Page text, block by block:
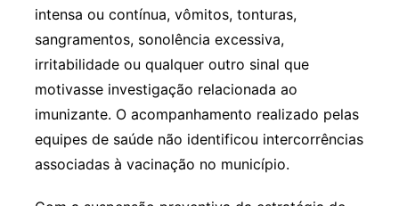
intensa ou contínua, vômitos, tonturas,
sangramentos, sonolência excessiva,
irritabilidade ou qualquer outro sinal que
motivasse investigação relacionada ao
imunizante. O acompanhamento realizado pelas
equipes de saúde não identificou intercorrências
associadas à vacinação no município.